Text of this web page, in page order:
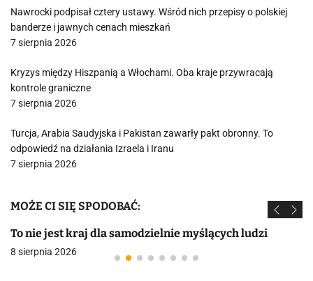
Nawrocki podpisał cztery ustawy. Wśród nich przepisy o polskiej
banderze i jawnych cenach mieszkań
7 sierpnia 2026
Kryzys między Hiszpanią a Włochami. Oba kraje przywracają
kontrole graniczne
7 sierpnia 2026
Turcja, Arabia Saudyjska i Pakistan zawarły pakt obronny. To
odpowiedź na działania Izraela i Iranu
7 sierpnia 2026
MOŻE CI SIĘ SPODOBAĆ:
To nie jest kraj dla samodzielnie myślących ludzi
8 sierpnia 2026